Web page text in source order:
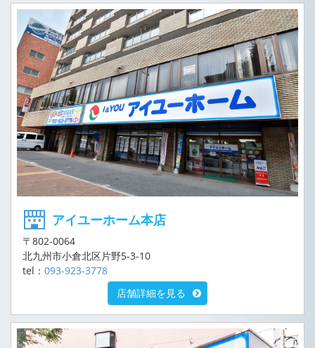
アイユーホーム本店
〒802-0064
北九州市小倉北区片野5-3-10
tel： 093-923-3778
店舗詳細を見る